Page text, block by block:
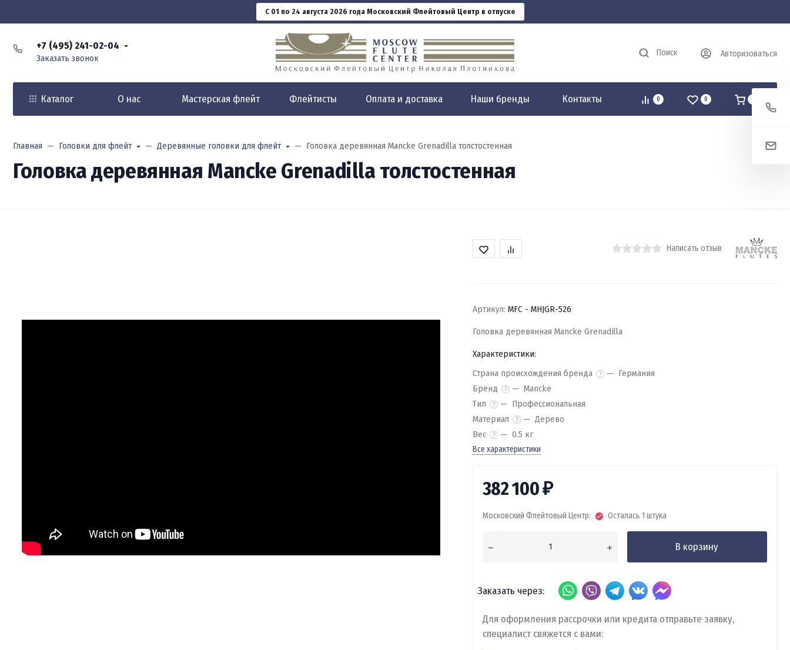
С 01 по 24 августа 2026 года Московский Флейтовый Центр в отпуске
+7 (495) 241-02-04
Заказать звонок
Поиск Авторизоваться
Каталог О нас Мастерская флейт Флейтисты Оплата и доставка Наши бренды Контакты 0 0
Главная Головки для флейт Деревянные головки для флейт Головка деревянная Mancke Grenadilla толстостенная
Головка деревянная Mancke Grenadilla толстостенная
Написать отзыв
Артикул: MFC - MHJGR-526
Головка деревянная Mancke Grenadilla
Характеристики:
Страна происхождения бренда
Германия
Бренд
Mancke
Тип
Профессиональная
Материал
Дерево
Вес
0.5 кг
Все характеристики
382 100₽
Московский Флейтовый Центр: Осталась 1 штука
В корзину
Заказать через:
Для оформления рассрочки или кредита отправьте заявку,
специалист свяжется с вами: